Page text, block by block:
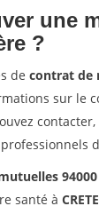
une
?
de contrat de
sur le
contacter,
94000
santé à